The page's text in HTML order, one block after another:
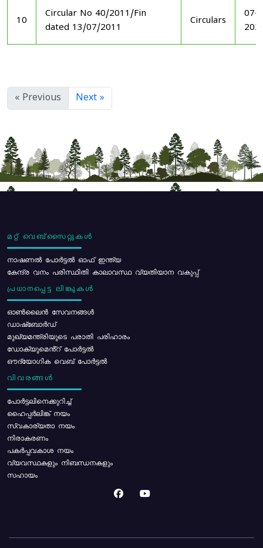
10
Circular No 40/2011/Fin
dated 13/07/2011
Circulars
07-
« Previous Next »
മറ്റ് വെബ്സൈറ്റുകൾ
നാഷണൽ പോർട്ടൽ ഓഫ് ഇന്ത്യ
കേന്ദ്ര വനം പരിസ്ഥിതി കാലാവസ്ഥ വ്യതിയാന വകുപ്പ്
പ്രധാനപ്പെട്ട ലിങ്കുകൾ
ഓൺലൈൻ സേവനങ്ങൾ
ഡാഷ്ബോർഡ്
മുഖ്യമന്ത്രിയുടെ പരാതി പരിഹാരം
ഡോക്യുമെൻ്റ് പോർട്ടൽ
ഔദ്യോഗിക വെബ് പോർട്ടൽ
വിവരങ്ങൾ
പോര്‍ട്ടലിനെക്കുറിച്ച്
ഹൈപ്പർലിങ്ക് നയം
സ്വകാര്യതാ നയം
നിരാകരണം
പകർപ്പവകാശ നയം
വ്യവസ്ഥകളും നിബന്ധനകളും
സഹായം